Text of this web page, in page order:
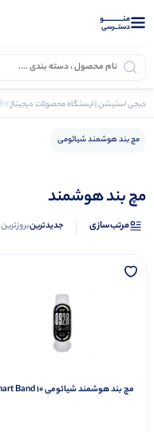
منــــــــــــو
دستــرسی
دیجی استیشن | ایستگاه محصولات دیجیتال
مچ بند هوشمند شیائومی
مچ بند هوشمند
مرتب‌سازی جدیدترین
مچ بند هوشمند شیائومی Smart Band 10